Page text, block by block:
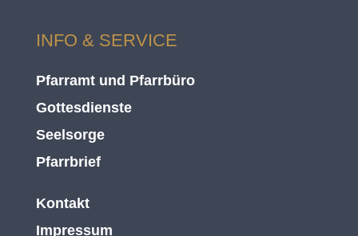
INFO & SERVICE
Pfarramt und Pfarrbüro
Gottesdienste
Seelsorge
Pfarrbrief
Kontakt
Impressum